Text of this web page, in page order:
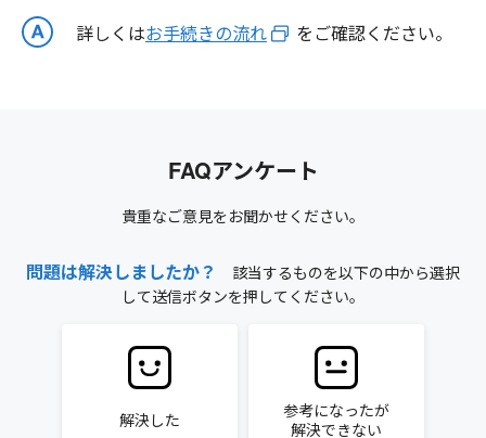
詳しくはお手続きの流れ をご確認ください。
FAQアンケート
貴重なご意見をお聞かせください。
問題は解決しましたか？
該当するものを以下の中から選択
して送信ボタンを押してください。
解決した
参考になったが
解決できない